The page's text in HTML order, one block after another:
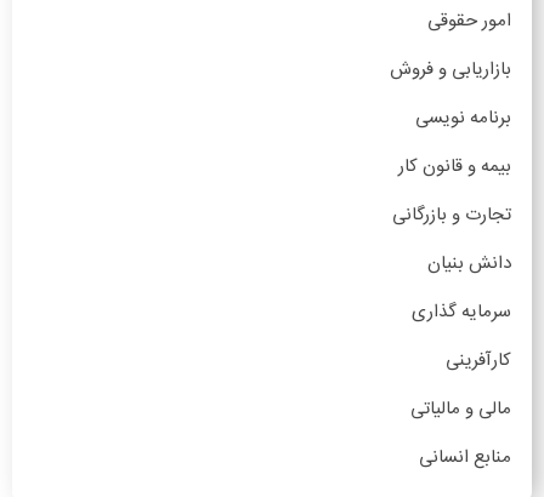
امور حقوقی
بازاریابی و فروش
برنامه نویسی
بیمه و قانون کار
تجارت و بازرگانی
دانش بنیان
سرمایه گذاری
کارآفرینی
مالی و مالیاتی
منابع انسانی